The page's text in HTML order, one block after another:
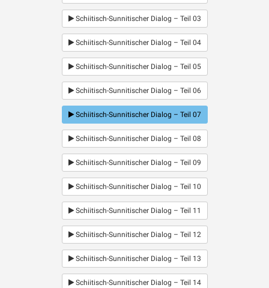
WIRD ABGESPIELT
Warum wird Imam
Chamenei so sehr
geliebt?
Schiitisch-Sunnitischer Dialog – Teil 03
Schiitisch-Sunnitischer Dialog – Teil 04
Schiitisch-Sunnitischer Dialog – Teil 05
Schiitisch-Sunnitischer Dialog – Teil 06
Schiitisch-Sunnitischer Dialog – Teil 07
Schiitisch-Sunnitischer Dialog – Teil 08
Schiitisch-Sunnitischer Dialog – Teil 09
Schiitisch-Sunnitischer Dialog – Teil 10
Schiitisch-Sunnitischer Dialog – Teil 11
Schiitisch-Sunnitischer Dialog – Teil 12
Schiitisch-Sunnitischer Dialog – Teil 13
Schiitisch-Sunnitischer Dialog – Teil 14